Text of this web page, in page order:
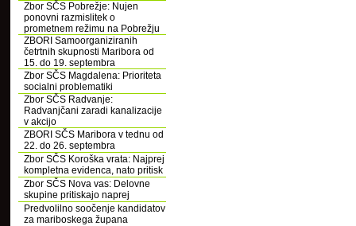
Zbor SČS Pobrežje: Nujen
ponovni razmislitek o
prometnem režimu na Pobrežju
ZBORI Samoorganiziranih
četrtnih skupnosti Maribora od
15. do 19. septembra
Zbor SČS Magdalena: Prioriteta
socialni problematiki
Zbor SČS Radvanje:
Radvanjčani zaradi kanalizacije
v akcijo
ZBORI SČS Maribora v tednu od
22. do 26. septembra
Zbor SČS Koroška vrata: Najprej
kompletna evidenca, nato pritisk
Zbor SČS Nova vas: Delovne
skupine pritiskajo naprej
Predvolilno soočenje kandidatov
za mariboskega župana